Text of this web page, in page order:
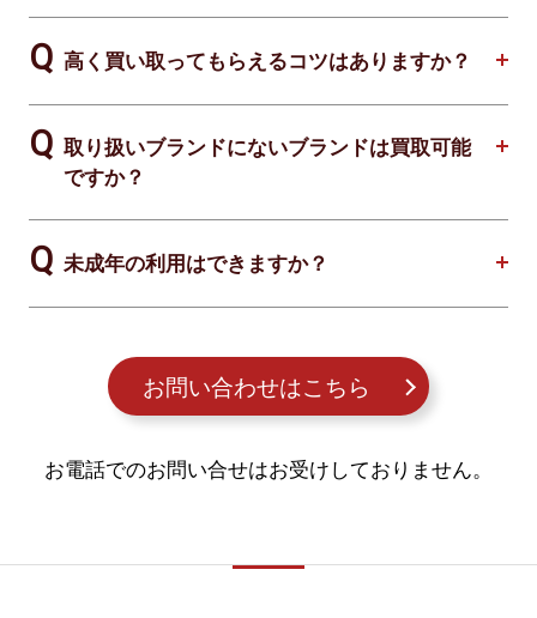
高く買い取ってもらえるコツはありますか？
取り扱いブランドにないブランドは買取可能
ですか？
未成年の利用はできますか？
お問い合わせはこちら
お電話でのお問い合せはお受けしておりません。